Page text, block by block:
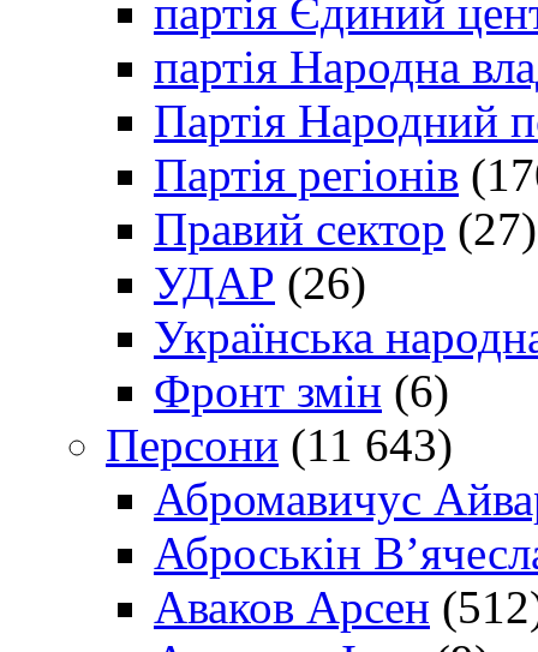
партія Єдиний
партія Народна
Партія Народний
Партія регіонів
Правий сектор (27)
УДАР (26)
Українська
Фронт змін (6)
Персони (11 643)
Абромавичус
Аброськін
Аваков Арсен